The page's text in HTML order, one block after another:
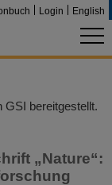
Login English
GSI bereitgestellt.
„Nature“: